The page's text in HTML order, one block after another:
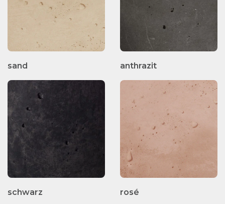
sand anthrazit
schwarz rosé